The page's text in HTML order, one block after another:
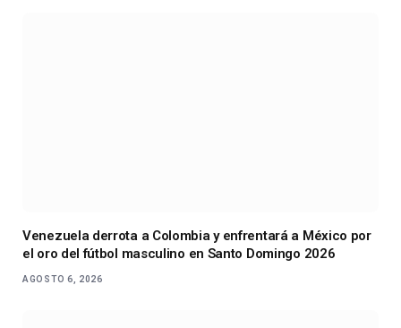
Venezuela derrota a Colombia y enfrentará a México por
el oro del fútbol masculino en Santo Domingo 2026
AGOSTO 6, 2026